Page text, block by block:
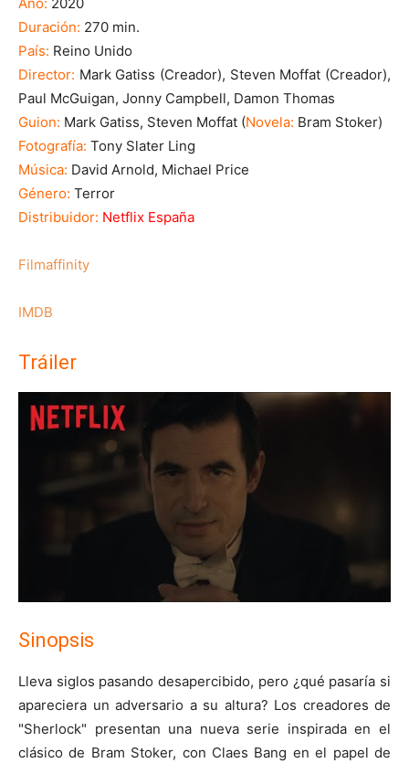
Duración: 270 min.
País: Reino Unido
Director: Mark Gatiss (Creador), Steven Moffat (Creador),
Paul McGuigan, Jonny Campbell, Damon Thomas
Guion: Mark Gatiss, Steven Moffat (Novela: Bram Stoker)
Fotografía: Tony Slater Ling
Música: David Arnold, Michael Price
Género: Terror
Distribuidor: Netflix España
Filmaffinity
IMDB
Tráiler
Sinopsis
Lleva siglos pasando desapercibido, pero ¿qué pasaría si
apareciera un adversario a su altura? Los creadores de
"Sherlock" presentan una nueva serie inspirada en el
clásico de Bram Stoker, con Claes Bang en el papel de